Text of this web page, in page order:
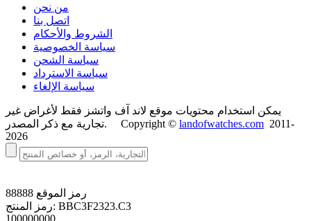
من نحن
اتصل بنا
الشروط والأحكام
سياسة الخصوصية
سياسة الشحن
سياسة الاسترداد
سياسة الإلغاء
يمكن استخدام محتويات موقع لاند آف واتشز فقط لأغراض غير
تجارية مع ذكر المصدر. Copyright © landofwatches.com 2011-
2026
رمز الموقع 88888
رمز المنتج: BBC3F2323.C3
100000000